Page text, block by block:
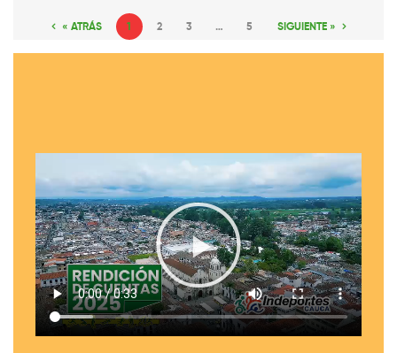
« ATRÁS 1 2 3 … 5 SIGUIENTE »